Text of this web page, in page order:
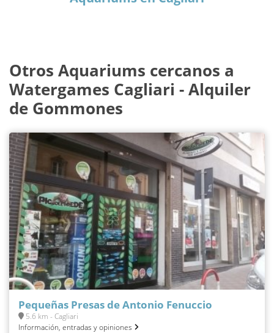
Otros Aquariums cercanos a
Watergames Cagliari - Alquiler
de Gommones
Pequeñas Presas de Antonio Fenuccio
5.6 km - Cagliari
Información, entradas y opiniones